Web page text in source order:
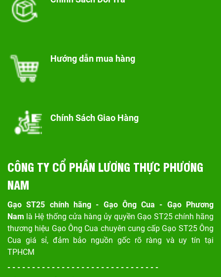
Hướng dẫn mua hàng
Chính Sách Giao Hàng
CÔNG TY CỔ PHẦN LƯƠNG THỰC PHƯƠNG
NAM
Gạo ST25 chính hãng - Gạo Ông Cua - Gạo Phương
Nam là Hệ thống cửa hàng ủy quyền Gạo ST25 chính hãng
thương hiệu Gạo Ông Cua chuyên cung cấp Gạo ST25 Ông
Cua giá sỉ, đảm bảo nguồn gốc rõ ràng và uy tín tại
TPHCM
- - - - - - - - - - - - - - - - - - - - - - - - - - - - - - -